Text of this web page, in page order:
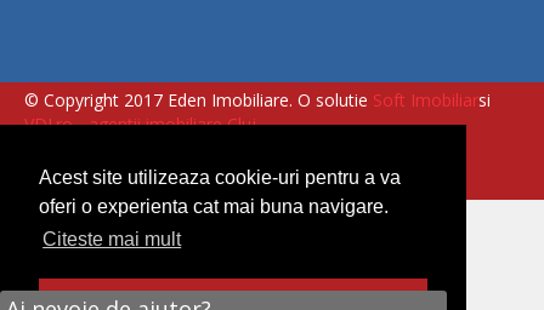
Acest site utilizeaza cookie-uri pentru a va
oferi o experienta cat mai buna navigare.
Citeste mai mult
Am inteles
© Copyright 2017 Eden Imobiliare. O solutie Soft Imobiliarsi
VDI.ro - agentii imobiliare Cluj